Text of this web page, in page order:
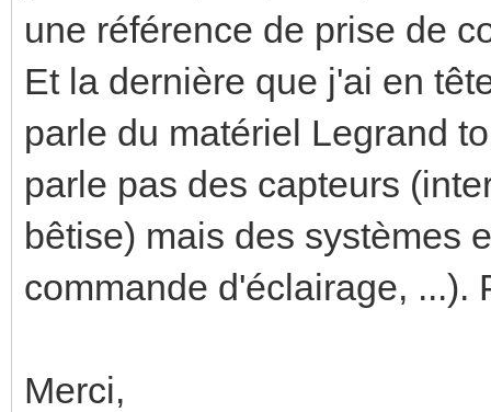
une référence de prise de
Et la dernière que j'ai en
parle du matériel Legrand
parle pas des capteurs
bêtise) mais des systèmes
commande d'éclairage, ...).
Merci,